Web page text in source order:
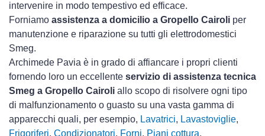
intervenire in modo tempestivo ed efficace.
Forniamo assistenza a domicilio a Gropello Cairoli per
manutenzione e riparazione su tutti gli elettrodomestici
Smeg.
Archimede Pavia è in grado di affiancare i propri clienti
fornendo loro un eccellente servizio di assistenza tecnica
Smeg a Gropello Cairoli allo scopo di risolvere ogni tipo
di malfunzionamento o guasto su una vasta gamma di
apparecchi quali, per esempio, Lavatrici, Lavastoviglie,
Frigoriferi, Condizionatori, Forni, Piani cottura,